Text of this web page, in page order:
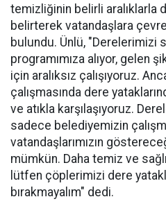
temizliğinin belirli aralıklarla
belirterek vatandaşlara çevre
bulundu. Ünlü, "Derelerimizi
programımıza alıyor, gelen
için aralıksız çalışıyoruz.
çalışmasında dere
ve atıkla karşılaşıyoruz.
sadece belediyemizin
vatandaşlarımızın
mümkün. Daha temiz ve
lütfen çöplerimizi dere
bırakmayalım" dedi.